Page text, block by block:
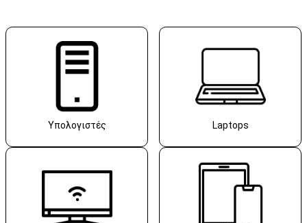
Υπολογιστές Laptops